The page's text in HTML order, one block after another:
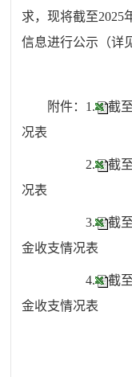
求，现将截至2025
信息进行公示（详
附件：1.
截
况表
2.
截
况表
3.
截
金收支情况表
4.
截
金收支情况表